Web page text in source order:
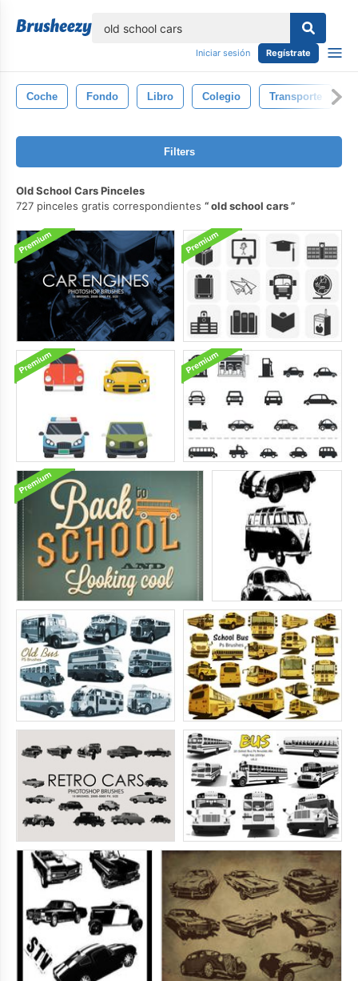
Iniciar sesión Regístrate
Coche Fondo Libro Colegio Transporte
Filters
Old School Cars Pinceles
727 pinceles gratis correspondientes
old school cars